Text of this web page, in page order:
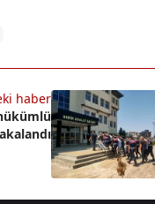
haber